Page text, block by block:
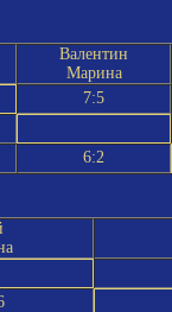
Валентин
Марина
7:5
6:2